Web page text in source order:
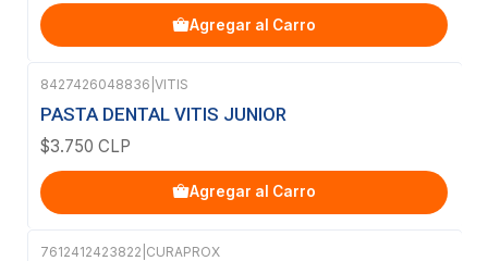
Agregar al Carro
8427426048836 VITIS
PASTA DENTAL VITIS JUNIOR
$3.750 CLP
Agregar al Carro
7612412423822 CURAPROX